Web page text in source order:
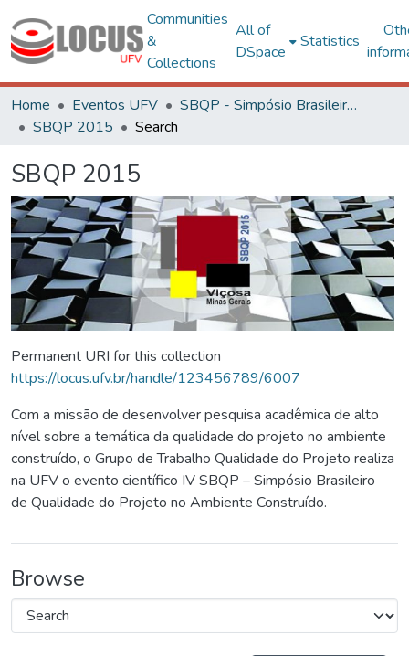
Communities
&
Collections
All of
DSpace
Statistics
Home Eventos UFV
SBQP - Simpósio Brasileiro de Qualidade do Projeto no Ambiente Construído
SBQP 2015
Search
SBQP 2015
Permanent URI for this collection
https://locus.ufv.br/handle/123456789/6007
Com a missão de desenvolver pesquisa acadêmica de alto
nível sobre a temática da qualidade do projeto no ambiente
construído, o Grupo de Trabalho Qualidade do Projeto realiza
na UFV o evento científico IV SBQP – Simpósio Brasileiro
de Qualidade do Projeto no Ambiente Construído.
Browse